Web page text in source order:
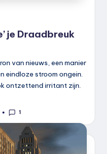
je Draadbreuk
van nieuws, een manier
eindloze stroom ongein.
ontzettend irritant zijn.
1